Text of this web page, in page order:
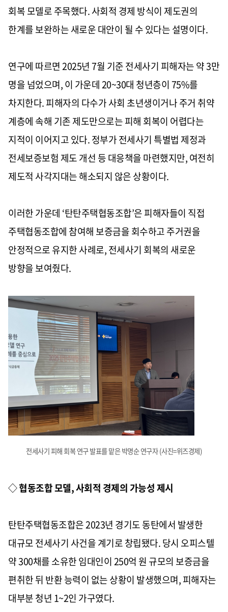
회복 모델로 주목했다. 사회적 경제 방식이 제도권의
한계를 보완하는 새로운 대안이 될 수 있다는 설명이다.
연구에 따르면 2025년 7월 기준 전세사기 피해자는 약 3만
명을 넘었으며, 이 가운데 20~30대 청년층이 75%를
차지한다. 피해자의 다수가 사회 초년생이거나 주거 취약
계층에 속해 기존 제도만으로는 피해 회복이 어렵다는
지적이 이어지고 있다. 정부가 전세사기 특별법 제정과
전세보증보험 제도 개선 등 대응책을 마련했지만, 여전히
제도적 사각지대는 해소되지 않은 상황이다.
이러한 가운데 ‘탄탄주택협동조합’은 피해자들이 직접
주택협동조합에 참여해 보증금을 회수하고 주거권을
안정적으로 유지한 사례로, 전세사기 회복의 새로운
방향을 보여줬다.
전세사기 피해 회복 연구 발표를 맡은 박명순 연구자 (사진=위즈경제)
◇협동조합 모델, 사회적 경제의 가능성 제시
탄탄주택협동조합은 2023년 경기도 동탄에서 발생한
대규모 전세사기 사건을 계기로 창립됐다. 당시 오피스텔
약 300채를 소유한 임대인이 250억 원 규모의 보증금을
편취한 뒤 반환 능력이 없는 상황이 발생했으며, 피해자는
대부분 청년 1~2인 가구였다.